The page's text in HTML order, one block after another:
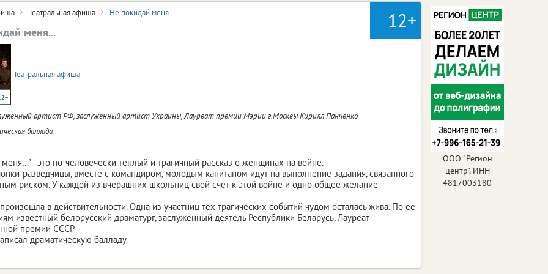
12+
Театральная афиша Не покидай меня...
меня...
Театральная афиша
артист РФ, заслуженный артист Украины, Лауреат премии Мэрии г.Москвы Кирилл Панченко
баллада
- это по-человечески теплый и трагичный рассказ о женщинах на войне.
разведчицы, вместе с командиром, молодым капитаном идут на выполнение задания, связанного
риском. У каждой из вчерашних школьниц свой счёт к этой войне и одно общее желание -
в действительности. Одна из участниц тех трагических событий чудом осталась жива. По её
известный белорусский драматург, заслуженный деятель Республики Беларусь, Лауреат
премии СССР
драматическую балладу.
ООО "Регион
центр", ИНН
4817003180